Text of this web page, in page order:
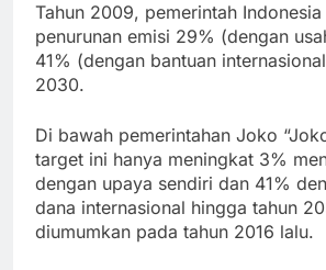
Tahun 2009, pemerintah
penurunan emisi 29% (dengan
41% (dengan bantuan
2030.
Di bawah pemerintahan Joko
target ini hanya meningkat 3%
dengan upaya sendiri dan 41%
dana internasional hingga tahun
diumumkan pada tahun 2016 lalu.